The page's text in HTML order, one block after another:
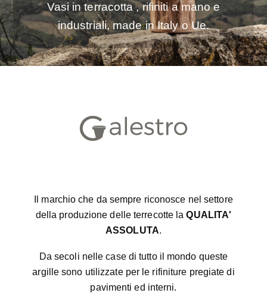
Vasi in terracotta , rifiniti a mano e
industriali, made in Italy o Ue.
Il marchio che da sempre riconosce nel settore
della produzione delle terrecotte laQUALITA'
ASSOLUTA.
Da secoli nelle case di tutto il mondo queste
argille sono utilizzate per le rifiniture pregiate di
pavimenti ed interni.